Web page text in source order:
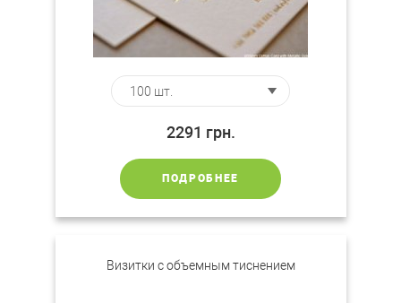
2291 грн.
ПОДРОБНЕЕ
Визитки с объемным тиснением